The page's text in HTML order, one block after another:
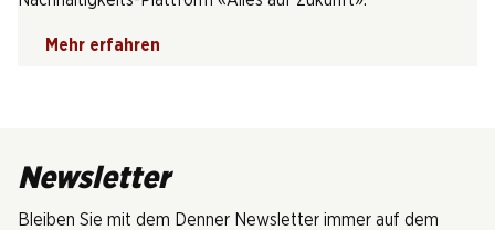
Mehr erfahren
Newsletter
Bleiben Sie mit dem Denner Newsletter immer auf dem